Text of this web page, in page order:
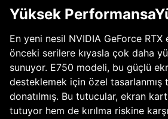
Yüksek
En yeni nesil NVIDIA GeForce RTX
önceki serilere kıyasla çok daha
sunuyor. E750 modeli, bu güçlü
desteklemek için özel tasarlanmış
donatılmış. Bu tutucular, ekran
tutuyor hem de kırılma riskine